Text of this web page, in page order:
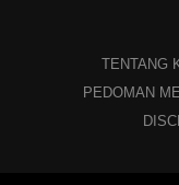
TENTANG
PEDOMAN